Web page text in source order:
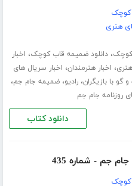
کوچک
هنری
،دانلود ضمیمه قاب کوچک، اخبار
هنری، اخبار هنرمندان، اخبار سریال های
گو با بازیگران،رادیو،ضمیمه جام جم،
روزنامه جام جم
دانلود کتاب
جم - شماره 435
کوچک